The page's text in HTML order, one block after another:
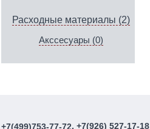
Расходные материалы (2)
Акссесуары (0)
+7(499)753-77-72, +7(926) 527-17-18